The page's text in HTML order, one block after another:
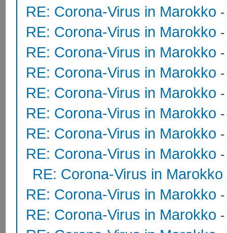
RE: Corona-Virus in Marokko
RE: Corona-Virus in Marokko
RE: Corona-Virus in Marokko
RE: Corona-Virus in Marokko
RE: Corona-Virus in Marokko
RE: Corona-Virus in Marokko
RE: Corona-Virus in Marokko
RE: Corona-Virus in Marokko
RE: Corona-Virus in Marokko
RE: Corona-Virus in Marokko
RE: Corona-Virus in Marokko